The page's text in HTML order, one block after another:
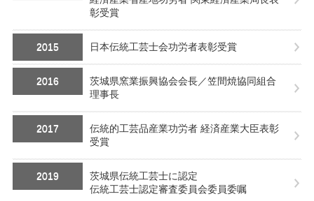
彰受賞
2015 日本伝統工芸士会功労者表彰受賞
2016
茨城県窯業振興協会会長／笠間焼協同組合
理事長
2017
伝統的工芸品産業功労者 経済産業大臣表彰
受賞
2019
茨城県伝統工芸士に認定
伝統工芸士認定審査委員会委員委嘱